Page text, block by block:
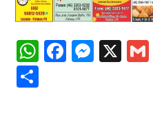
WhatsApp
X